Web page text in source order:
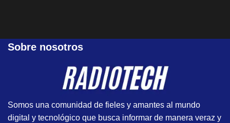
Sobre nosotros
Somos una comunidad de fieles y amantes al mundo
digital y tecnológico que busca informar de manera veraz y